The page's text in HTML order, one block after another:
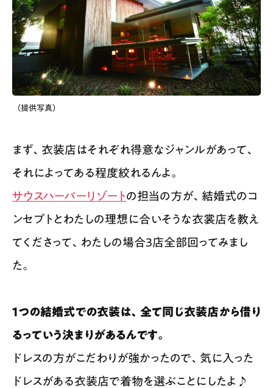
（提供写真）
まず、衣装店はそれぞれ得意なジャンルがあって、
それによってある程度絞れるんよ。
サウスハーバーリゾートの担当の方が、結婚式のコ
ンセプトとわたしの理想に合いそうな衣裳店を教え
てくださって、わたしの場合3店全部回ってみまし
た。
1つの結婚式での衣装は、全て同じ衣装店から借り
るっていう決まりがあるんです。
ドレスの方がこだわりが強かったので、気に入った
ドレスがある衣装店で着物を選ぶことにしたよ♪